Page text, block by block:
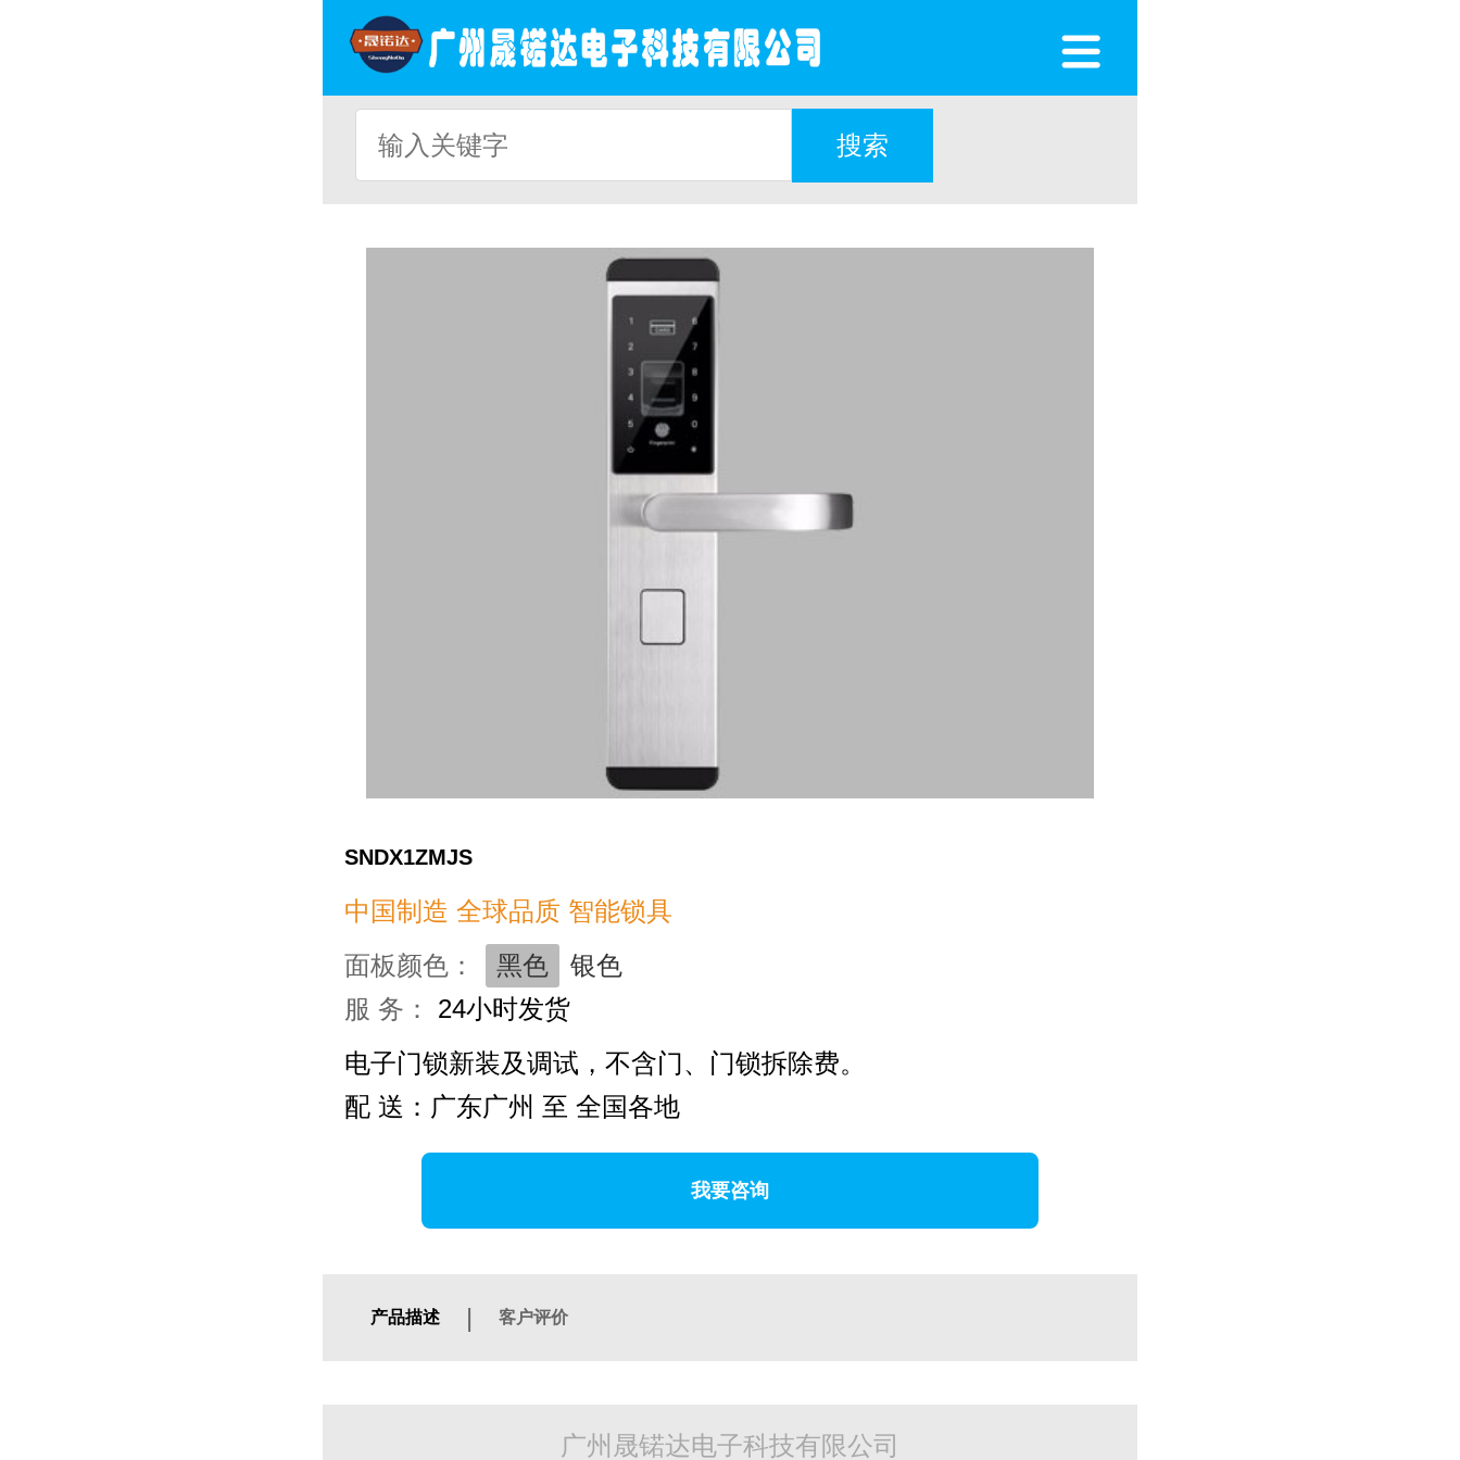
SNDX1ZMJS
中国制造 全球品质 智能锁具
面板颜色：
黑色
银色
服 务：
24小时发货
电子门锁新装及调试，不含门、门锁拆除费。
配 送：广东广州 至 全国各地
我要咨询
产品描述 | 客户评价
广州晟锘达电子科技有限公司